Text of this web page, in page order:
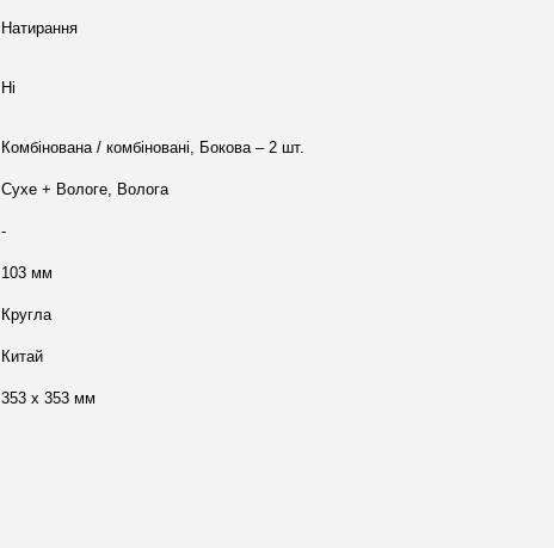
Натирання
Ні
Комбінована / комбіновані, Бокова – 2 шт.
Сухе + Вологе, Волога
-
103 мм
Кругла
Китай
353 х 353 мм